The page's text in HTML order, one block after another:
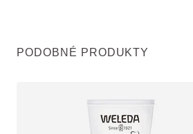
PODOBNÉ PRODUKTY